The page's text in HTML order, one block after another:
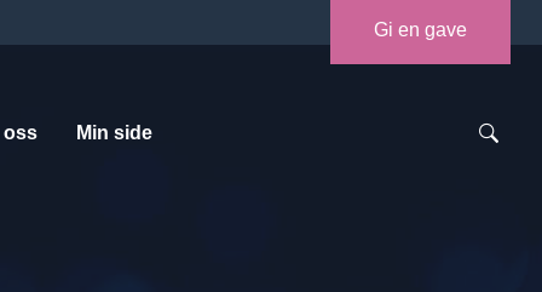
Gi en gave
oss Min side